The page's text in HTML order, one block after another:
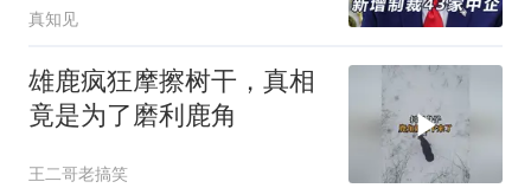
真知见
雄鹿疯狂摩擦树干，真相
竟是为了磨利鹿角
王二哥老搞笑